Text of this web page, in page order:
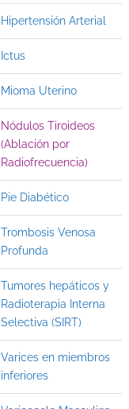
Hipertensión Arterial
Ictus
Mioma Uterino
Nódulos Tiroideos
(Ablación por
Radiofrecuencia)
Pie Diabético
Trombosis Venosa
Profunda
Tumores hepáticos y
Radioterapia Interna
Selectiva (SIRT)
Varices en miembros
inferiores